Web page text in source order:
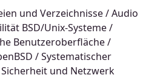
und Verzeichnisse / Audio
BSD/Unix-Systeme /
Benutzeroberfläche /
/ Systematischer
und Netzwerk